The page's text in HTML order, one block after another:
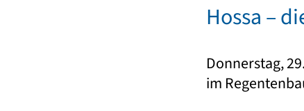
Hossa –
Donnerstag,
im